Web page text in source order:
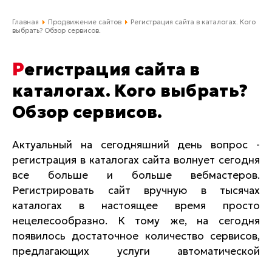
(4212) 637-673
Отдельный вход \ Левый торец здания
Пн-пт. с 9:30 до 18:30 (по Хбк)
info@lred.ru
Все контакты
Главная Продвижение сайтов
Регистрация сайта в каталогах. Кого
выбрать? Обзор сервисов.
Регистрация сайта в
каталогах. Кого выбрать?
Обзор сервисов.
Актуальный на сегодняшний день вопрос -
регистрация в каталогах сайта волнует сегодня
все больше и больше вебмастеров.
Регистрировать сайт вручную в тысячах
каталогах в настоящее время просто
нецелесообразно. К тому же, на сегодня
появилось достаточное количество сервисов,
предлагающих услуги автоматической